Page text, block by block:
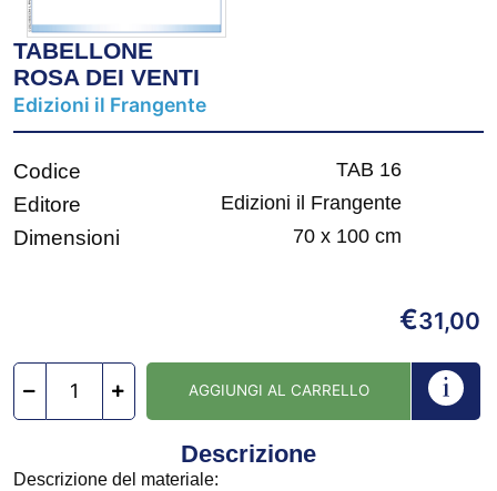
TABELLONE
ROSA DEI VENTI
Edizioni il Frangente
Codice TAB 16
Editore Edizioni il Frangente
Dimensioni 70 x 100 cm
€31,00
AGGIUNGI AL CARRELLO
Descrizione
Descrizione del materiale: